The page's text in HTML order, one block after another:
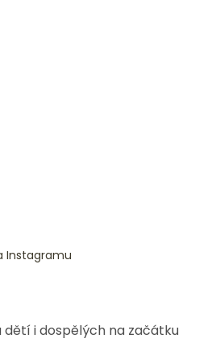
Instagramu
i dospělých na začátku